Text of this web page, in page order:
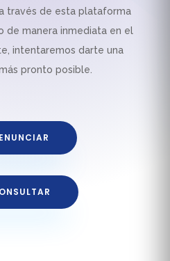
través de esta plataforma
de manera inmediata en el
intentaremos darte una
pronto posible.